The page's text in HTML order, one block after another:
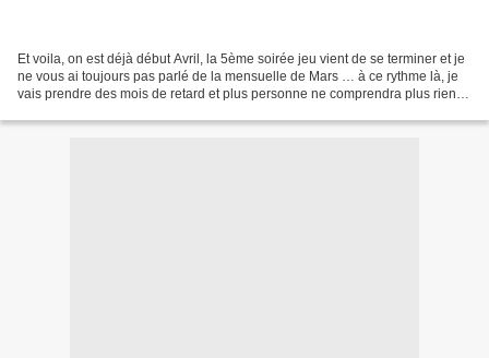
Et voila, on est déjà début Avril, la 5ème soirée jeu vient de se terminer et je
ne vous ai toujours pas parlé de la mensuelle de Mars … à ce rythme là, je
vais prendre des mois de retard et plus personne ne comprendra plus rien…